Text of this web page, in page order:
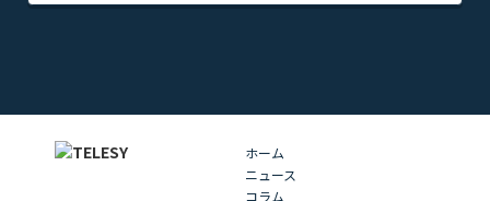
ホーム
ニュース
コラム